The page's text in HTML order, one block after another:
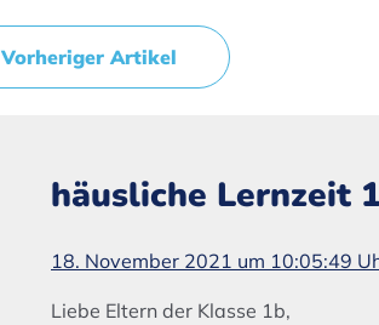
Vorheriger Artikel
häusliche Lernzeit
18. November 2021 um 10:05:49
Liebe Eltern der Klasse 1b,